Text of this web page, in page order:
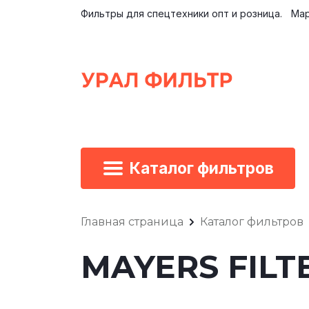
Каталог фильтров
Фильтры для спецтехники опт и розница.
Главная страница Каталог фильтров
MAYERS